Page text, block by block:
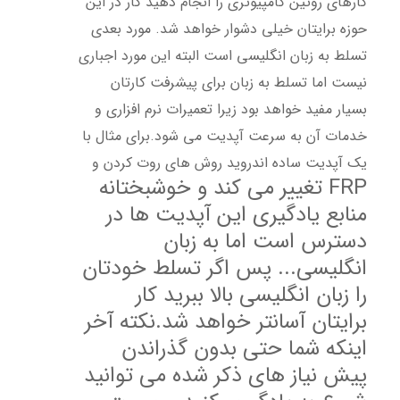
حوزه برایتان خیلی دشوار خواهد شد. مورد بعدی
تسلط به زبان انگلیسی است البته این مورد اجباری
نیست اما تسلط به زبان برای پیشرفت کارتان
بسیار مفید خواهد بود زیرا تعمیرات نرم افزاری و
خدمات آن به سرعت آپدیت می شود.برای مثال با
یک آپدیت ساده اندروید روش های روت کردن و
FRP تغییر می کند و خوشبختانه
منابع یادگیری این آپدیت ها در
دسترس است اما به زبان
انگلیسی... پس اگر تسلط خودتان
را زبان انگلیسی بالا ببرید کار
برایتان آسانتر خواهد شد.نکته آخر
اینکه شما حتی بدون گذراندن
پیش نیاز های ذکر شده می توانید